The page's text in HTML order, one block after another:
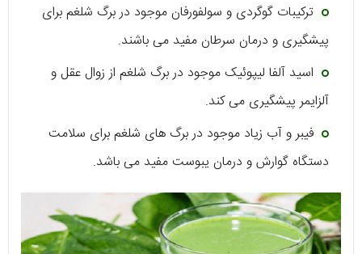
ترکیبات گوگردی و سولفورفان موجود در برگ شلغم برای
پیشگیری و درمان سرطان مفید می باشند.
اسید آلفا لیپوئیک موجود در برگ شلغم از زوال عقل و
آلزایمر پیشگیری می کند.
فیبر و آب زیاد موجود در برگ های شلغم برای سلامت
دستگاه گوارش و درمان یبوست مفید می باشد.